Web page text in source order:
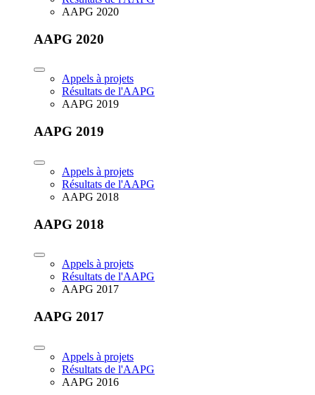
AAPG 2020
AAPG 2020
Appels à projets
Résultats de l'AAPG
AAPG 2019
AAPG 2019
Appels à projets
Résultats de l'AAPG
AAPG 2018
AAPG 2018
Appels à projets
Résultats de l'AAPG
AAPG 2017
AAPG 2017
Appels à projets
Résultats de l'AAPG
AAPG 2016